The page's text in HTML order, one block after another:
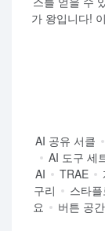
가 왕입니다!
AI 공유 서클
AI 도구 세
AI
TRAE
구리
스타
요
버튼 공간